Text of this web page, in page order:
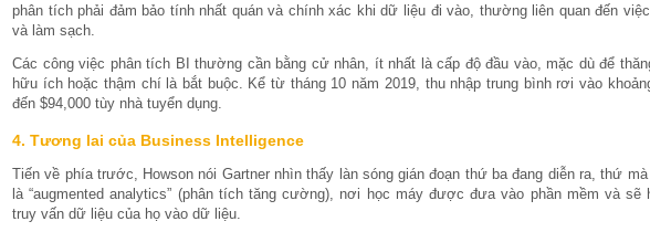
phân tích phải đảm bảo tính nhất quán và chính xác khi dữ liệu đi vào, thường liên quan đến
và làm sạch.
Các công việc phân tích BI thường cần bằng cử nhân, ít nhất là cấp độ đầu vào, mặc dù để
hữu ích hoặc thậm chí là bắt buộc. Kể từ tháng 10 năm 2019, thu nhập trung bình rơi vào
đến $94,000 tùy nhà tuyển dụng.
4. Tương lai của Business Intelligence
Tiến về phía trước, Howson nói Gartner nhìn thấy làn sóng gián đoạn thứ ba đang diễn ra, thứ
là “augmented analytics” (phân tích tăng cường), nơi học máy được đưa vào phần mềm và
truy vấn dữ liệu của họ vào dữ liệu.